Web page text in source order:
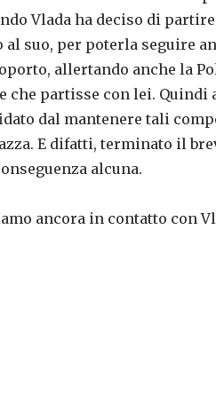
Vlada ha deciso di
suo, per poterla seguire
allertando anche la
che partisse con lei. Quindi
dal mantenere tali
E difatti, terminato il
alcuna.
ancora in contatto con